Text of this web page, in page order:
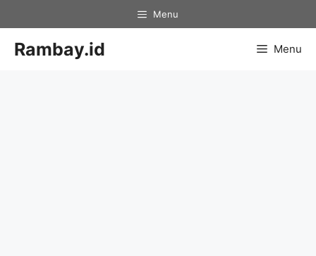
to
content
Menu
Rambay.id Menu